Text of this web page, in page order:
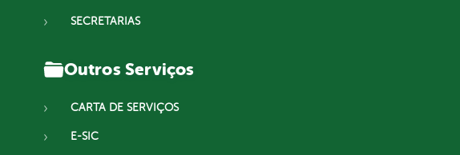
SECRETARIAS
Outros Serviços
CARTA DE SERVIÇOS
E-SIC